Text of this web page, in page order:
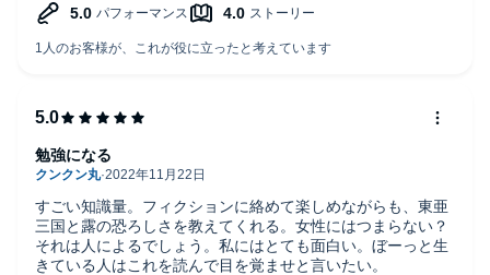
すごい知識量。フィクションに絡めて楽しめながらも、東亜
三国と露の恐ろしさを教えてくれる。女性にはつまらない？
それは人によるでしょう。私にはとても面白い。ぼーっと生
きている人はこれを読んで目を覚ませと言いたい。
勉強になる